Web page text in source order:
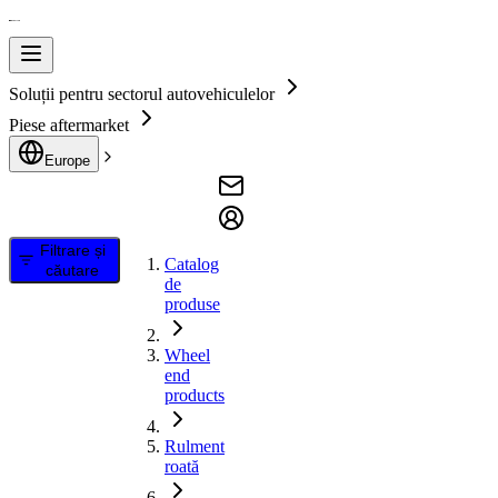
Soluții pentru sectorul autovehiculelor
Piese aftermarket
Europe
Filtrare și
căutare
Catalog
de
produse
Wheel
end
products
Rulment
roată